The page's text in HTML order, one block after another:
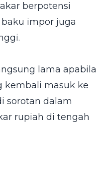
berpotensi
impor juga
lama apabila
kembali masuk ke
sorotan dalam
rupiah di tengah